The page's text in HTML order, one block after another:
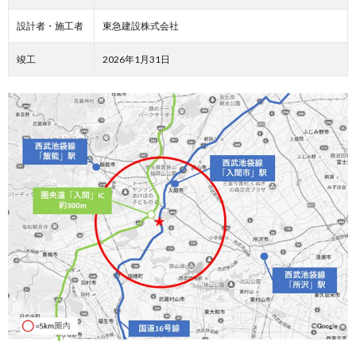
設計者・施工者 東急建設株式会社
竣工 2026年1月31日